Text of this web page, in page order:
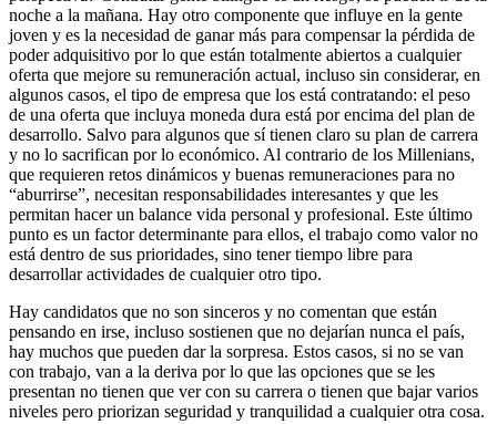
noche a la mañana. Hay otro componente que influye en la gente
joven y es la necesidad de ganar más para compensar la pérdida de
poder adquisitivo por lo que están totalmente abiertos a cualquier
oferta que mejore su remuneración actual, incluso sin considerar, en
algunos casos, el tipo de empresa que los está contratando: el peso
de una oferta que incluya moneda dura está por encima del plan de
desarrollo. Salvo para algunos que sí tienen claro su plan de carrera
y no lo sacrifican por lo económico. Al contrario de los Millenians,
que requieren retos dinámicos y buenas remuneraciones para no
“aburrirse”, necesitan responsabilidades interesantes y que les
permitan hacer un balance vida personal y profesional. Este último
punto es un factor determinante para ellos, el trabajo como valor no
está dentro de sus prioridades, sino tener tiempo libre para
desarrollar actividades de cualquier otro tipo.
Hay candidatos que no son sinceros y no comentan que están
pensando en irse, incluso sostienen que no dejarían nunca el país,
hay muchos que pueden dar la sorpresa. Estos casos, si no se van
con trabajo, van a la deriva por lo que las opciones que se les
presentan no tienen que ver con su carrera o tienen que bajar varios
niveles pero priorizan seguridad y tranquilidad a cualquier otra cosa.